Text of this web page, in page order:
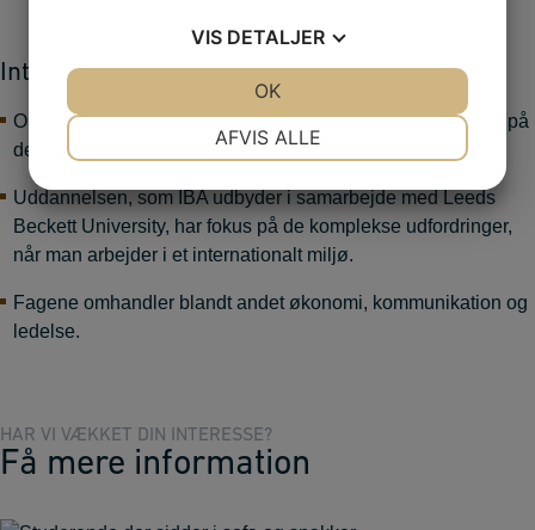
International Business foran skærmen
Online har man helt op til seks år til at tage en uddannelse på
deltid indenfor International Business.
Uddannelsen, som IBA udbyder i samarbejde med Leeds
Beckett University, har fokus på de komplekse udfordringer,
når man arbejder i et internationalt miljø.
Fagene omhandler blandt andet økonomi, kommunikation og
ledelse.
HAR VI VÆKKET DIN INTERESSE?
Få mere information
VIS DETALJER
MARKETING STATISTIK
AFVIS ALLE
OK